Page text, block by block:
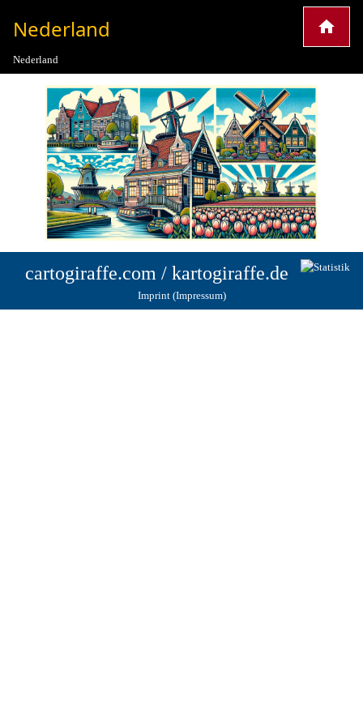
Nederland
Nederland
cartogiraffe.com / kartogiraffe.de
Imprint (Impressum)